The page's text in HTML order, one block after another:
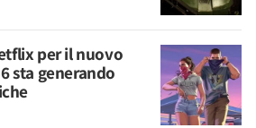
per il nuovo
sta generando